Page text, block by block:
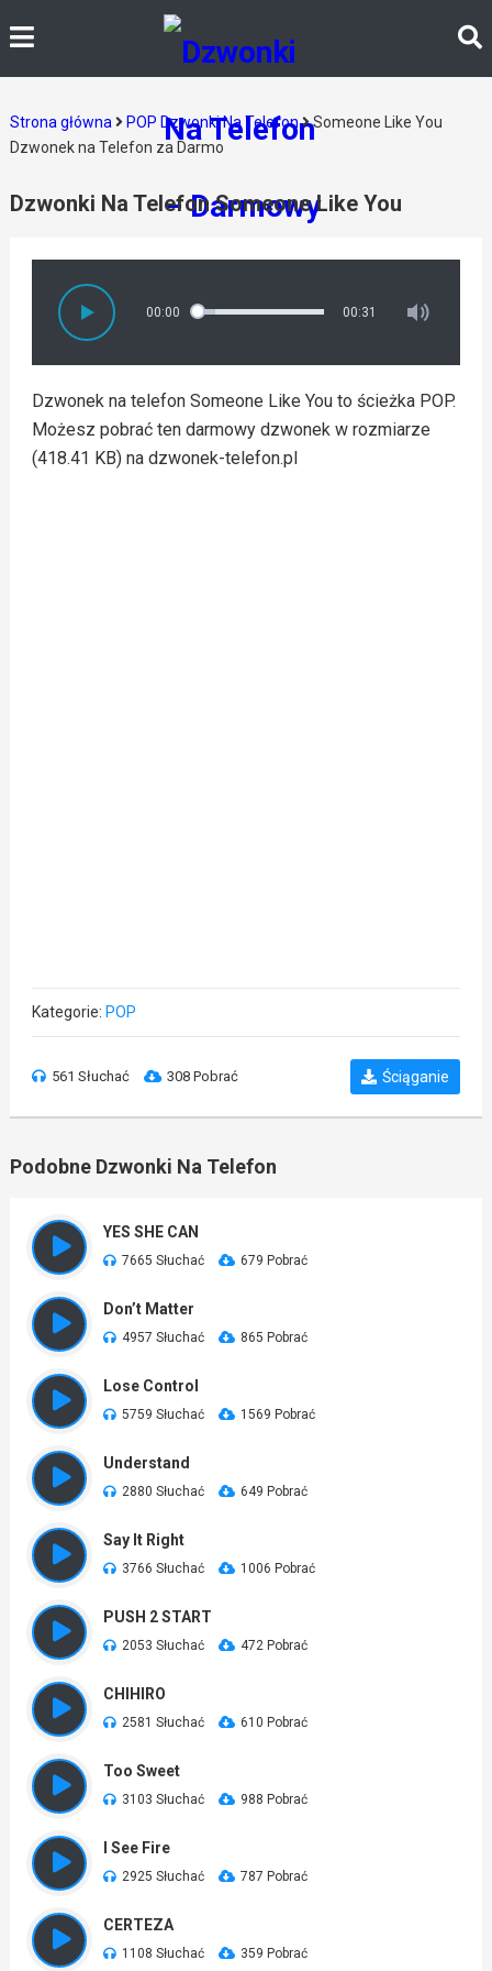
Strona główna POP Dzwonki Na Telefon
Someone Like You
Dzwonek na Telefon za Darmo
Dzwonki Na Telefon Someone Like You
00:00 00:31
Dzwonek na telefon Someone Like You to ścieżka POP.
Możesz pobrać ten darmowy dzwonek w rozmiarze
(418.41 KB) na dzwonek-telefon.pl
Kategorie: POP
561 Słuchać 308 Pobrać Ściąganie
Podobne Dzwonki Na Telefon
YES SHE CAN
7665 Słuchać 679 Pobrać
Don’t Matter
4957 Słuchać 865 Pobrać
Lose Control
5759 Słuchać 1569 Pobrać
Understand
2880 Słuchać 649 Pobrać
Say It Right
3766 Słuchać 1006 Pobrać
PUSH 2 START
2053 Słuchać 472 Pobrać
CHIHIRO
2581 Słuchać 610 Pobrać
Too Sweet
3103 Słuchać 988 Pobrać
I See Fire
2925 Słuchać 787 Pobrać
CERTEZA
1108 Słuchać 359 Pobrać